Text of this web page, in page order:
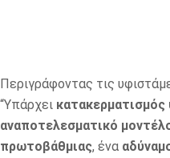
Περιγράφοντας τις
“Υπάρχει κατακερματισμός
αναποτελεσματικό
πρωτοβάθμιας, ένα